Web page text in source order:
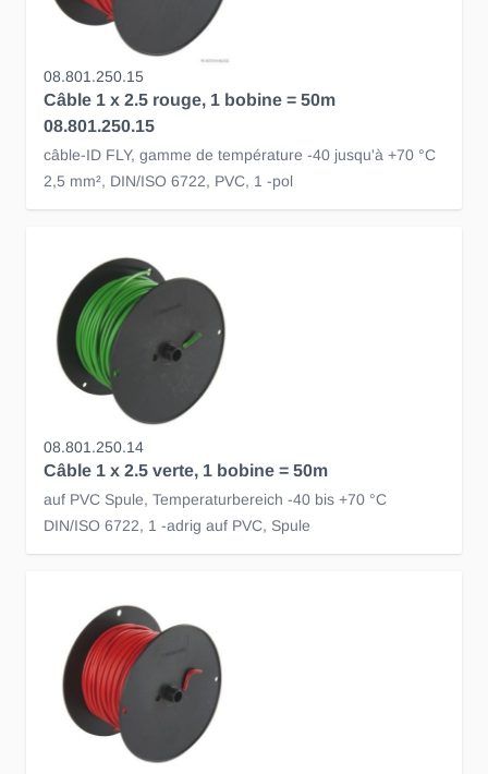
08.801.250.15
Câble 1 x 2.5 rouge, 1 bobine = 50m
08.801.250.15
câble-ID FLY, gamme de température -40 jusqu'à +70 °C
2,5 mm², DIN/ISO 6722, PVC, 1 -pol
08.801.250.14
Câble 1 x 2.5 verte, 1 bobine = 50m
auf PVC Spule, Temperaturbereich -40 bis +70 °C
DIN/ISO 6722, 1 -adrig auf PVC, Spule